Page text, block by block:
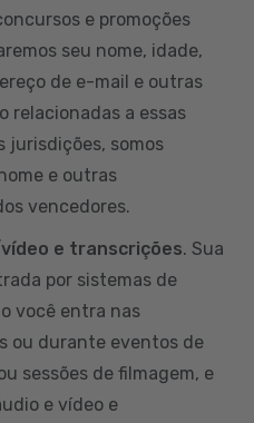
e promoções
seu nome, idade,
de e-mail e outras
relacionadas a essas
jurisdições, somos
e outras
vencedores.
e transcrições. Sua
por sistemas de
você entra nas
ou durante eventos de
sessões de filmagem, e
e vídeo e